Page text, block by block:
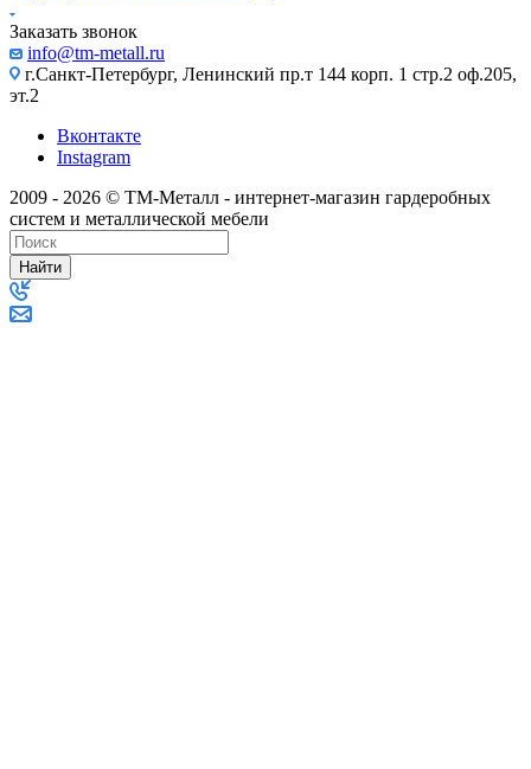
Заказать звонок
info@tm-metall.ru
г.Санкт-Петербург, Ленинский пр.т 144 корп. 1 стр.2 оф.205,
эт.2
Вконтакте
Instagram
2009 - 2026 © ТМ-Металл - интернет-магазин гардеробных
систем и металлической мебели
Найти